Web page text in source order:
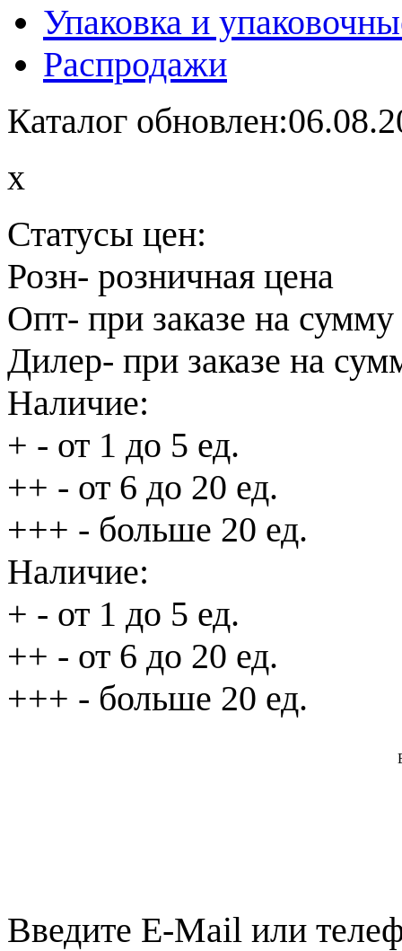
Упаковка и
Распродажи
Каталог
x
Статусы цен:
Розн- розничная цена
Опт- при заказе на
Дилер- при заказе на
Наличие:
+ - от 1 до 5 ед.
++ - от 6 до 20 ед.
+++ - больше 20 ед.
Наличие:
+ - от 1 до 5 ед.
++ - от 6 до 20 ед.
+++ - больше 20 ед.
Введите E-Mail или